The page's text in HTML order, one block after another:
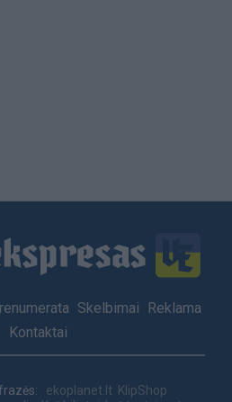
Skelbimai
Reklama
Kontaktai
ekoplanet.lt KlipShop